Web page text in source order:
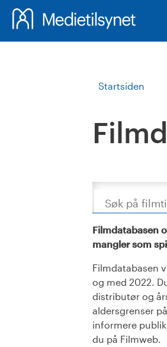
Startsiden
Søk
Filmdatabasen
mangler som
Filmdatabasen
og med 2022.
distributør og
aldersgrenser
informere
du på Filmweb.